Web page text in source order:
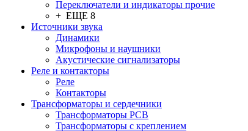
Переключатели и индикаторы прочие
+ ЕЩЕ 8
Источники звука
Динамики
Микрофоны и наушники
Акустические сигнализаторы
Реле и контакторы
Реле
Контакторы
Трансформаторы и сердечники
Трансформаторы PCB
Трансформаторы с креплением